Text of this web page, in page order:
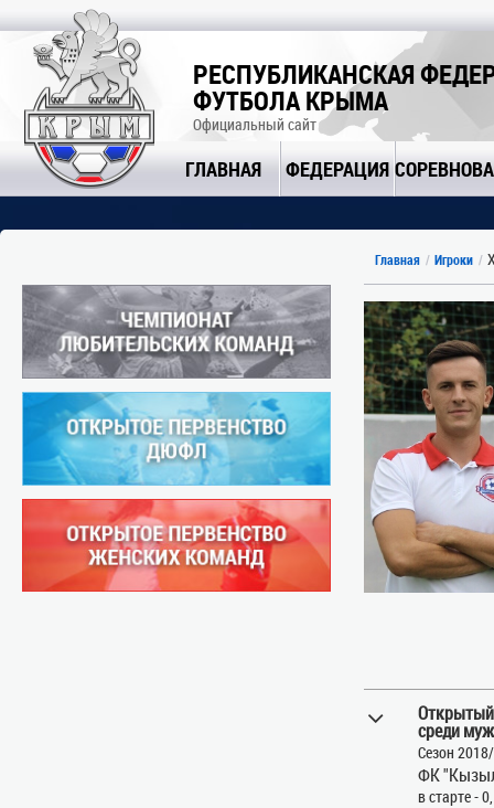
РЕСПУБЛИКАНСКАЯ
ФУТБОЛА КРЫМА
Официальный сайт
ГЛАВНАЯ ФЕДЕРАЦИЯ
Главная Игроки
среди
Сезон
ФК
в старте -